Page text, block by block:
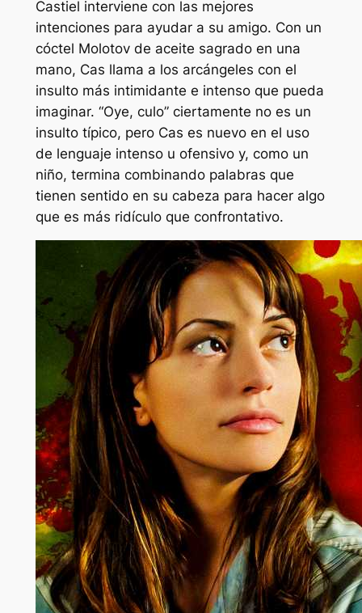
Castiel interviene con las mejores
intenciones para ayudar a su amigo. Con un
cóctel Molotov de aceite sagrado en una
mano, Cas llama a los arcángeles con el
insulto más intimidante e intenso que pueda
imaginar. “Oye, culo” ciertamente no es un
insulto típico, pero Cas es nuevo en el uso
de lenguaje intenso u ofensivo y, como un
niño, termina combinando palabras que
tienen sentido en su cabeza para hacer algo
que es más ridículo que confrontativo.